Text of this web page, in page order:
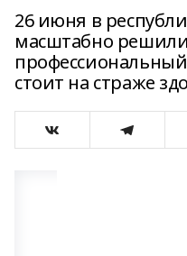
26 июня в
масштабно
стоит на страже